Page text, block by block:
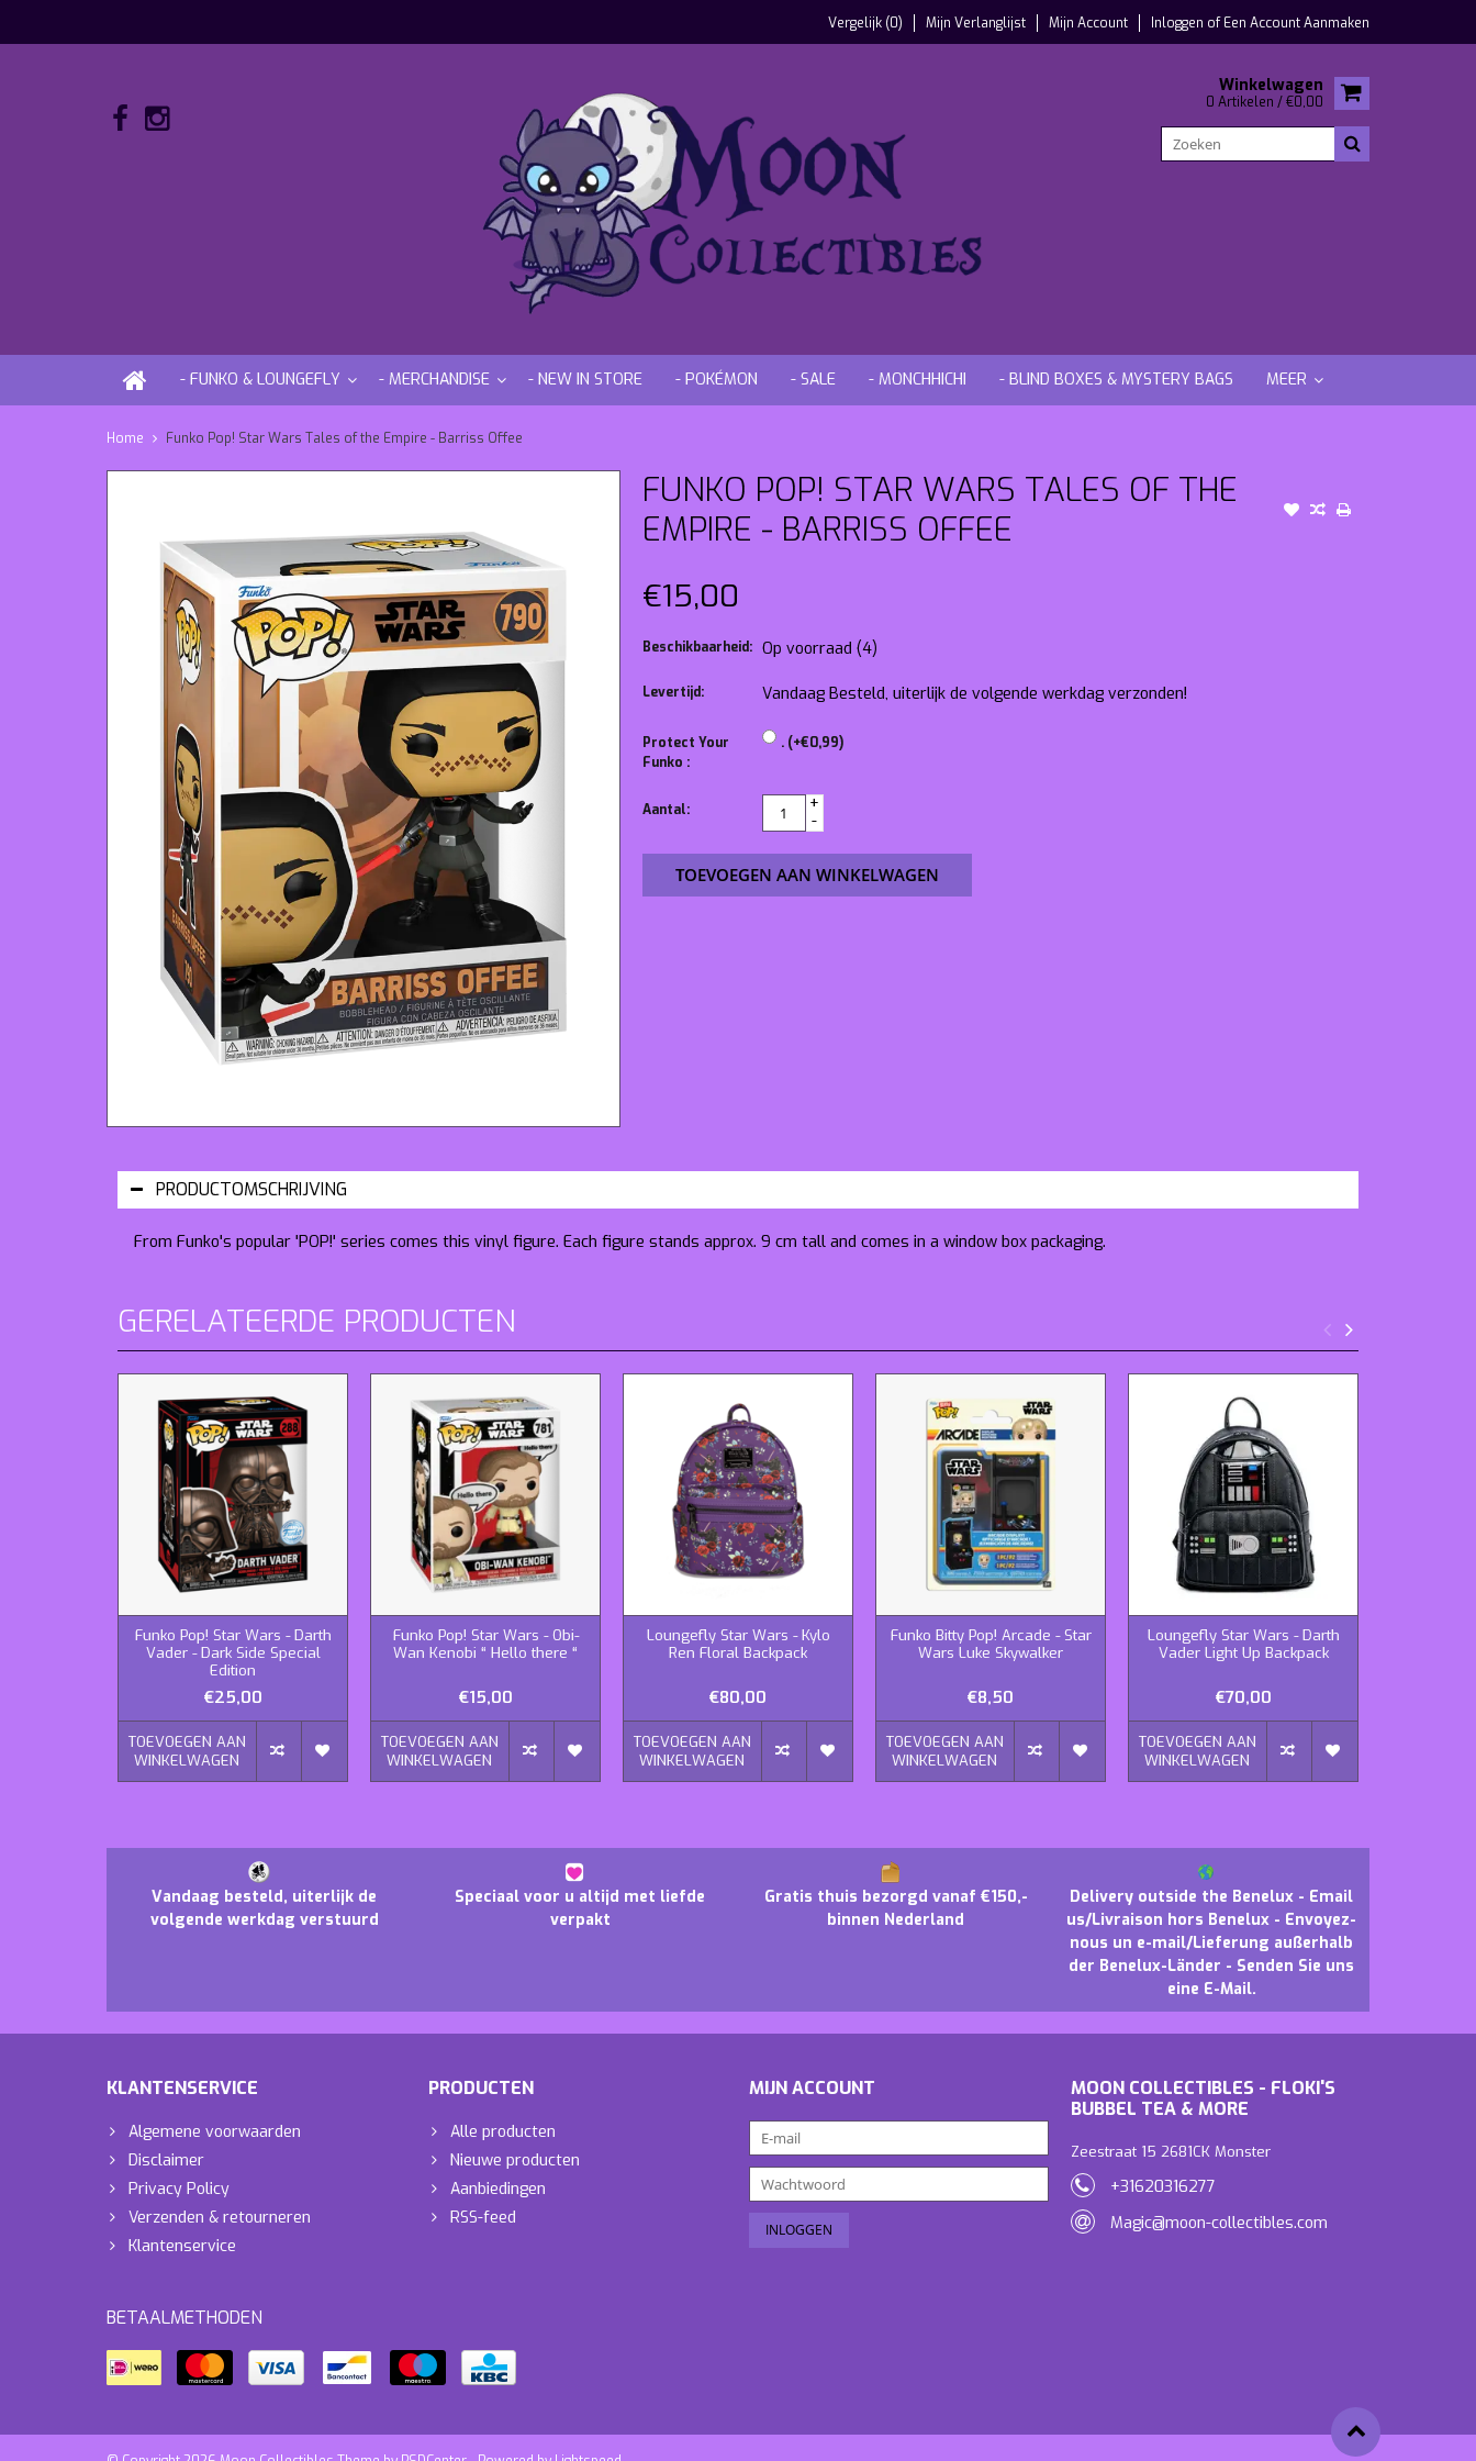
Vergelijk (0) Mijn Verlanglijst Mijn Account Inloggen ofEen Account Aanmaken
Winkelwagen
0 Artikelen / €0,00
- FUNKO & LOUNGEFLY - MERCHANDISE - NEW IN STORE - POKÉMON - SALE - MONCHHICHI - BLIND BOXES & MYSTERY BAGS MEER
Home Funko Pop! Star Wars Tales of the Empire - Barriss Offee
FUNKO POP! STAR WARS TALES OF THE
EMPIRE - BARRISS OFFEE
€15,00
Beschikbaarheid: Op voorraad (4)
Levertijd: Vandaag Besteld, uiterlijk de volgende werkdag verzonden!
Protect Your
Funko :
. (+€0,99)
Aantal:
+
-
TOEVOEGEN AAN WINKELWAGEN
PRODUCTOMSCHRIJVING
From Funko's popular 'POP!' series comes this vinyl figure. Each figure stands approx. 9 cm tall and comes in a window box packaging.
GERELATEERDE PRODUCTEN
Funko Pop! Star Wars - Darth
Vader - Dark Side Special
Edition
€25,00
TOEVOEGEN AAN
WINKELWAGEN
Funko Pop! Star Wars - Obi-
Wan Kenobi “ Hello there “
€15,00
TOEVOEGEN AAN
WINKELWAGEN
Loungefly Star Wars - Kylo
Ren Floral Backpack
€80,00
TOEVOEGEN AAN
WINKELWAGEN
Funko Bitty Pop! Arcade - Star
Wars Luke Skywalker
€8,50
TOEVOEGEN AAN
WINKELWAGEN
Loungefly Star Wars - Darth
Vader Light Up Backpack
€70,00
TOEVOEGEN AAN
WINKELWAGEN
Vandaag besteld, uiterlijk de
volgende werkdag verstuurd
Speciaal voor u altijd met liefde
verpakt
Gratis thuis bezorgd vanaf €150,-
binnen Nederland
Delivery outside the Benelux - Email
us/Livraison hors Benelux - Envoyez-
nous un e-mail/Lieferung außerhalb
der Benelux-Länder - Senden Sie uns
eine E-Mail.
KLANTENSERVICE
Algemene voorwaarden
Disclaimer
Privacy Policy
Verzenden & retourneren
Klantenservice
PRODUCTEN
Alle producten
Nieuwe producten
Aanbiedingen
RSS-feed
MIJN ACCOUNT
MOON COLLECTIBLES - FLOKI'S
BUBBEL TEA & MORE
Zeestraat 15 2681CK Monster
+31620316277
Magic@moon-collectibles.com
BETAALMETHODEN